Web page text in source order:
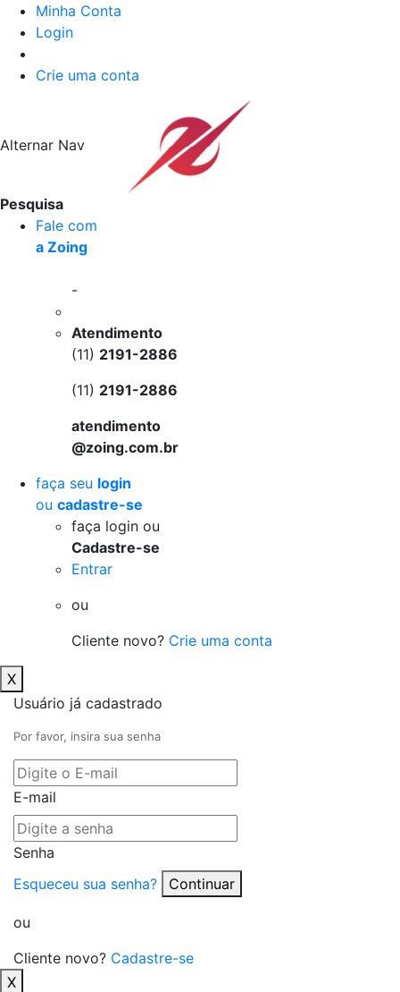
Minha Conta
Login
Crie uma conta
Alternar Nav
Pesquisa
Fale com
a Zoing
-
Atendimento
(11) 2191-2886
(11) 2191-2886
atendimento
@zoing.com.br
faça seu login
ou cadastre-se
faça login ou
Cadastre-se
Entrar
ou
Cliente novo? Crie uma conta
X
Usuário já cadastrado
Por favor, insira sua senha
E-mail
Senha
Esqueceu sua senha?
Continuar
ou
Cliente novo? Cadastre-se
X